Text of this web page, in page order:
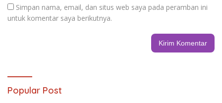
Simpan nama, email, dan situs web saya pada peramban ini
untuk komentar saya berikutnya.
Popular Post